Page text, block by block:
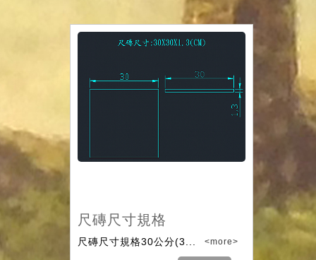
尺磚尺寸規格
尺磚尺寸規格30公分(3... <more>